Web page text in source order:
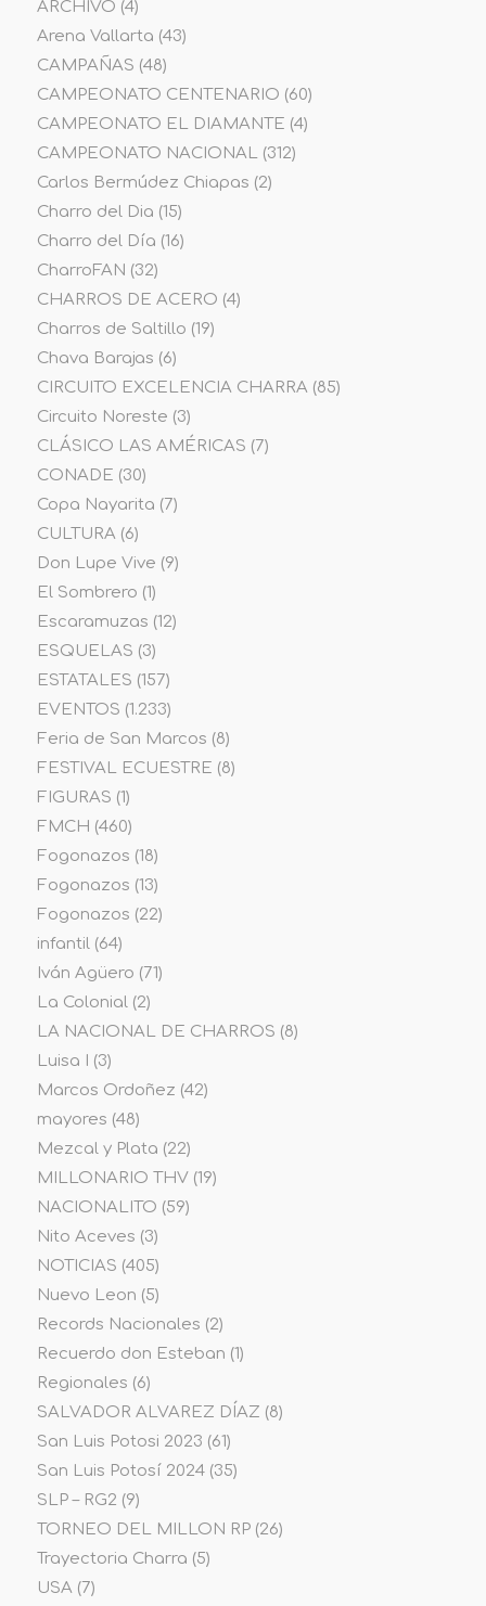
ARCHIVO (4)
Arena Vallarta (43)
CAMPAÑAS (48)
CAMPEONATO CENTENARIO (60)
CAMPEONATO EL DIAMANTE (4)
CAMPEONATO NACIONAL(312)
Carlos Bermúdez Chiapas (2)
Charro del Dia (15)
Charro del Día (16)
CharroFAN (32)
CHARROS DE ACERO (4)
Charros de Saltillo (19)
Chava Barajas (6)
CIRCUITO EXCELENCIA CHARRA(85)
Circuito Noreste (3)
CLÁSICO LAS AMÉRICAS (7)
CONADE (30)
Copa Nayarita (7)
CULTURA(6)
Don Lupe Vive (9)
El Sombrero (1)
Escaramuzas (12)
ESQUELAS (3)
ESTATALES (157)
EVENTOS (1.233)
Feria de San Marcos (8)
FESTIVAL ECUESTRE (8)
FIGURAS (1)
FMCH (460)
Fogonazos (18)
Fogonazos (13)
Fogonazos (22)
infantil(64)
Iván Agüero (71)
La Colonial(2)
LA NACIONAL DE CHARROS (8)
Luisa I
(3)
Marcos Ordoñez (42)
mayores (48)
Mezcal y Plata (22)
MILLONARIO THV(19)
NACIONALITO (59)
Nito Aceves (3)
NOTICIAS (405)
Nuevo Leon (5)
Records Nacionales (2)
Recuerdo don Esteban (1)
Regionales (6)
SALVADOR ALVAREZ DÍAZ (8)
San Luis Potosi 2023 (61)
San Luis Potosí 2024(35)
SLP – RG2 (9)
TORNEO DEL MILLON RP(26)
Trayectoria Charra (5)
USA(7)